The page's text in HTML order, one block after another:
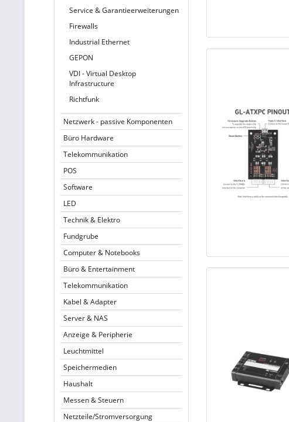
Service & Garantieerweiterungen
Firewalls
Industrial Ethernet
GEPON
VDI - Virtual Desktop
Infrastructure
Richtfunk
Netzwerk - passive Komponenten
Büro Hardware
Telekommunikation
POS
Software
LED
Technik & Elektro
Fundgrube
Computer & Notebooks
Büro & Entertainment
Telekommunikation
Kabel & Adapter
Server & NAS
Anzeige & Peripherie
Leuchtmittel
Speichermedien
Haushalt
Messen & Steuern
Netzteile/Stromversorgung